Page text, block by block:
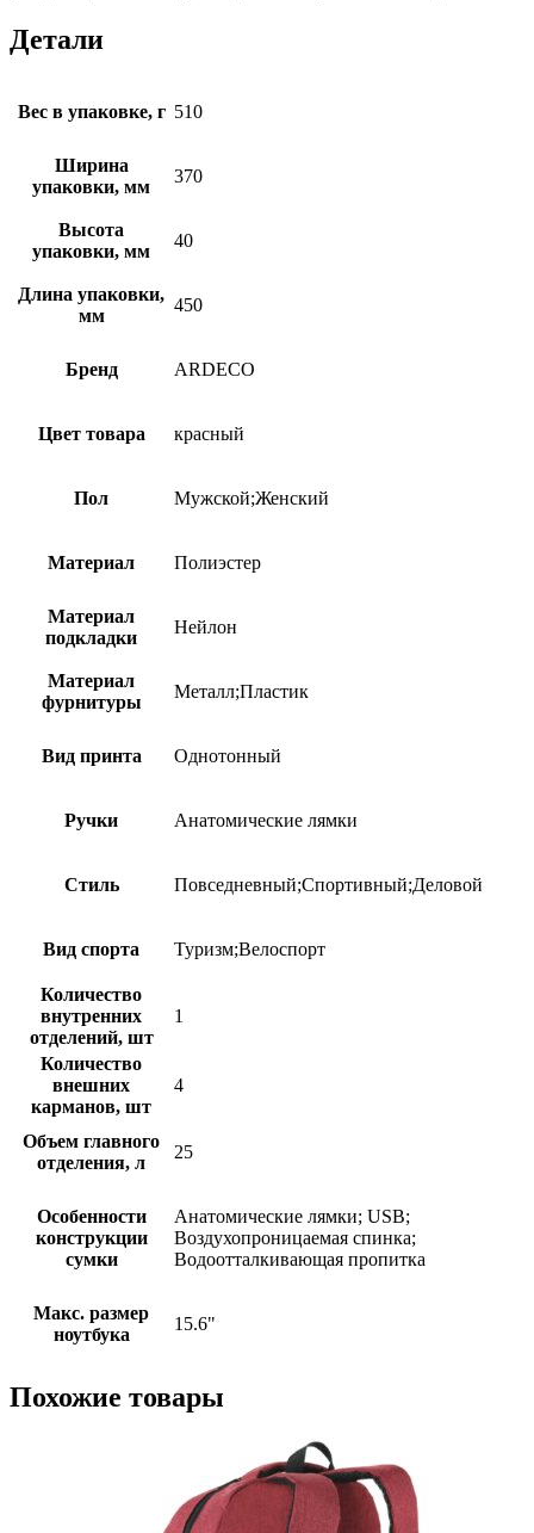
Детали
Вес в упаковке, г 510
Ширина
упаковки, мм
370
Высота
упаковки, мм
40
Длина упаковки,
мм
450
Бренд ARDECO
Цвет товара красный
Пол Мужской;Женский
Материал Полиэстер
Материал
подкладки
Нейлон
Материал
фурнитуры
Металл;Пластик
Вид принта Однотонный
Ручки Анатомические лямки
Стиль Повседневный;Спортивный;Деловой
Вид спорта Туризм;Велоспорт
Количество
внутренних
отделений, шт
1
Количество
внешних
карманов, шт
4
Объем главного
отделения, л
25
Особенности
конструкции
сумки
Анатомические лямки; USB;
Воздухопроницаемая спинка;
Водоотталкивающая пропитка
Макс. размер
ноутбука
15.6"
Похожие товары